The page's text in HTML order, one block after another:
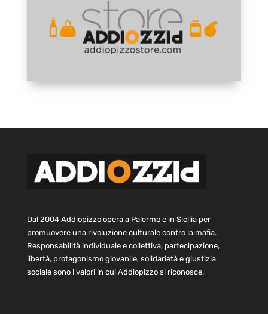
Dal 2004 Addiopizzo opera a Palermo e in Sicilia per
promuovere una rivoluzione culturale contro la mafia.
Responsabilità individuale e collettiva, partecipazione,
libertà, protagonismo giovanile, solidarietà e giustizia
sociale sono i valori in cui Addiopizzo si riconosce.